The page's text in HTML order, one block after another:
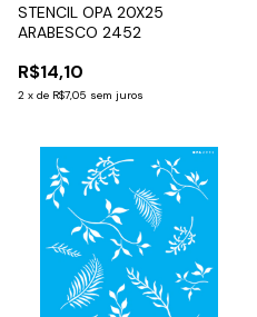
STENCIL OPA 20X25
ARABESCO 2452
R$14,10
2 x de R$7,05 sem juros